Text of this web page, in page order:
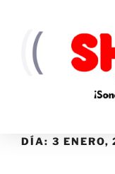
DÍA: 3 ENERO,